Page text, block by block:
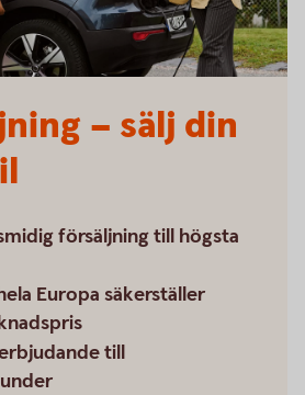
– sälj din
försäljning till högsta
Europa säkerställer
till